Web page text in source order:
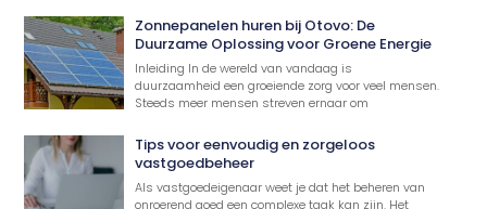
Zonnepanelen huren bij Otovo: De
Duurzame Oplossing voor Groene Energie
Inleiding In de wereld van vandaag is
duurzaamheid een groeiende zorg voor veel mensen.
Steeds meer mensen streven ernaar om
Tips voor eenvoudig en zorgeloos
vastgoedbeheer
Als vastgoedeigenaar weet je dat het beheren van
onroerend goed een complexe taak kan zijn. Het